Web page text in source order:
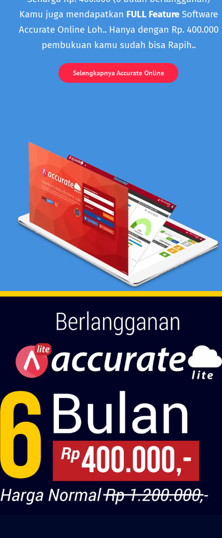
Kamu juga mendapatkan FULL FeatureSoftware
Accurate Online Loh.. Hanya dengan Rp. 400.000
pembukuan kamu sudah bisa Rapih..
Selengkapnya Accurate Online